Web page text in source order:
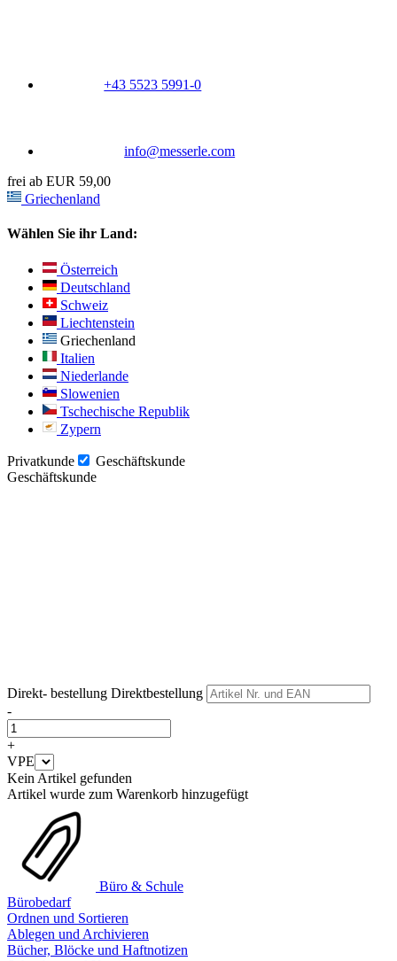
+43 5523 5991-0
info@messerle.com
frei ab EUR 59,00
Griechenland
Wählen Sie ihr Land:
Österreich
Deutschland
Schweiz
Liechtenstein
Griechenland
Italien
Niederlande
Slowenien
Tschechische Republik
Zypern
Privatkunde
Geschäftskunde
Geschäftskunde
Direkt- bestellung Direktbestellung
-
+
VPE
Kein Artikel gefunden
Artikel wurde zum Warenkorb hinzugefügt
Büro & Schule
Bürobedarf
Ordnen und Sortieren
Ablegen und Archivieren
Bücher, Blöcke und Haftnotizen